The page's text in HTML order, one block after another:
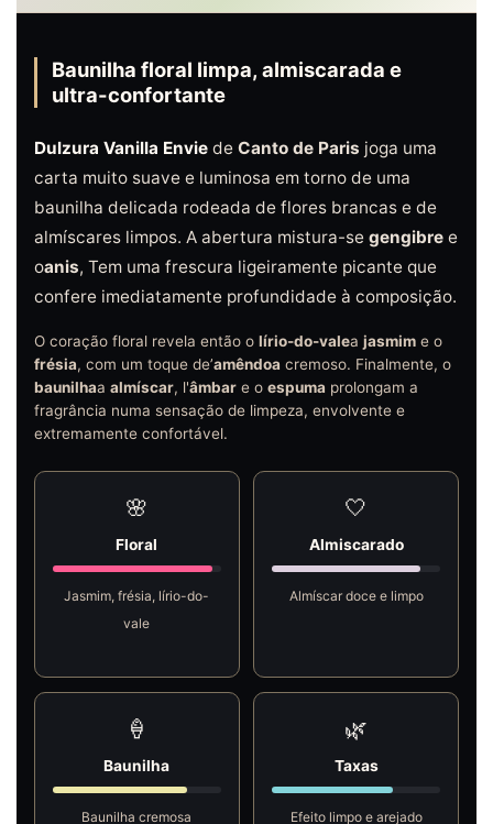
Baunilha floral limpa, almiscarada e
ultra-confortante
Dulzura Vanilla Envie de Canto de Paris joga uma
carta muito suave e luminosa em torno de uma
baunilha delicada rodeada de flores brancas e de
almíscares limpos. A abertura mistura-se gengibre e
oanis, Tem uma frescura ligeiramente picante que
confere imediatamente profundidade à composição.
O coração floral revela então o lírio-do-valea jasmim e o
frésia, com um toque de’amêndoa cremoso. Finalmente, o
baunilhaa almíscar, l'âmbar e o espuma prolongam a
fragrância numa sensação de limpeza, envolvente e
extremamente confortável.
🌸
Floral
Jasmim, frésia, lírio-do-
vale
🤍
Almiscarado
Almíscar doce e limpo
🍦
Baunilha
Baunilha cremosa
🌿
Taxas
Efeito limpo e arejado